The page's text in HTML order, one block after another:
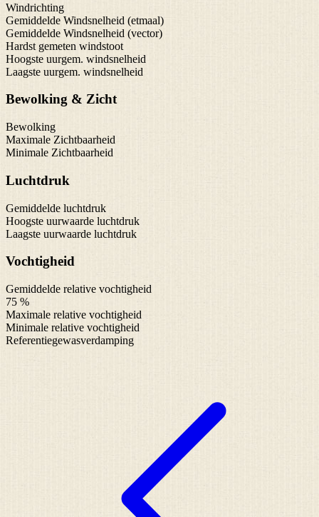
Windrichting
Gemiddelde Windsnelheid (etmaal)
Gemiddelde Windsnelheid (vector)
Hardst gemeten windstoot
Hoogste uurgem. windsnelheid
Laagste uurgem. windsnelheid
Bewolking & Zicht
Bewolking
Maximale Zichtbaarheid
Minimale Zichtbaarheid
Luchtdruk
Gemiddelde luchtdruk
Hoogste uurwaarde luchtdruk
Laagste uurwaarde luchtdruk
Vochtigheid
Gemiddelde relative vochtigheid
75 %
Maximale relative vochtigheid
Minimale relative vochtigheid
Referentiegewasverdamping